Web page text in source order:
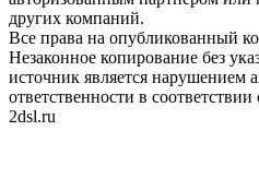
других компаний.
Все права на опубликованный
Незаконное копирование без
источник является нарушением
ответственности в
2dsl.ru